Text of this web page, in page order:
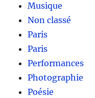
Musique
Non classé
Paris
Paris
Performances
Photographie
Poésie